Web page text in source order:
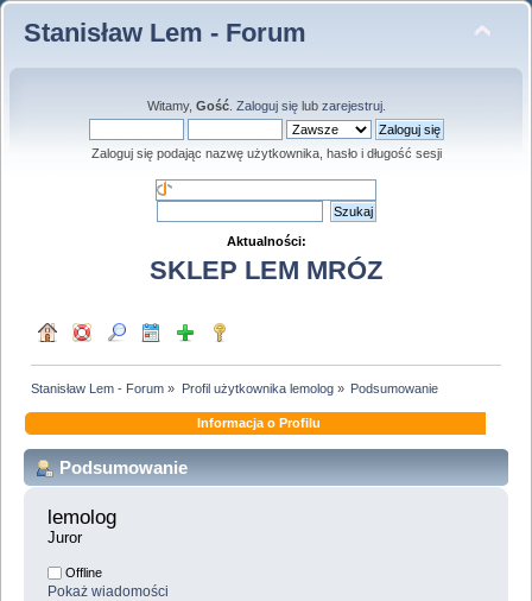
Stanisław Lem - Forum
Witamy, Gość. Zaloguj sięlub zarejestruj.
Zaloguj się podając nazwę użytkownika, hasło i długość sesji
Aktualności:
SKLEP LEM MRÓZ
Stanisław Lem - Forum » Profil użytkownika lemolog» Podsumowanie
Informacja o Profilu
Podsumowanie
lemolog
Juror
Offline
Pokaż wiadomości